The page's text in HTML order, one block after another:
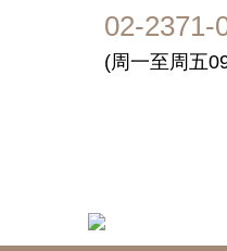
02-2371-
(周一至周五